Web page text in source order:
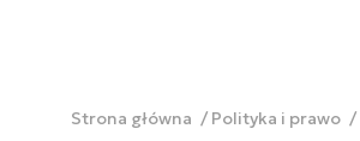
Strona główna Polityka i prawo